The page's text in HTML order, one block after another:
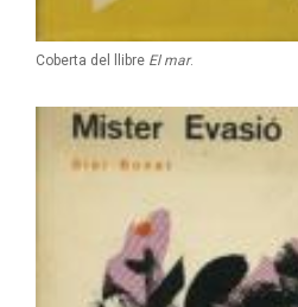
Coberta del llibre El mar.